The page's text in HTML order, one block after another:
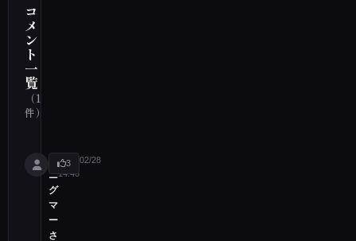
コ
メ
ン
ト
一
覧
（1
件）
エ
ニ
グ
マ
ー
さ
2021/02/28
14:46
3